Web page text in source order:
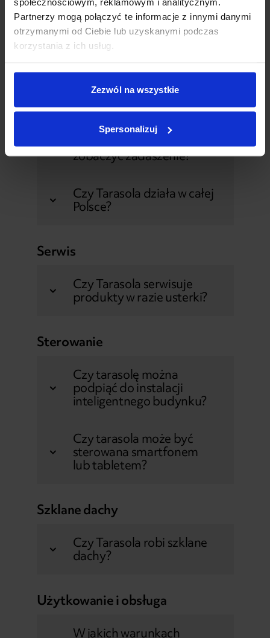
Partnerzy mogą połączyć te informacje z innymi danymi
otrzymanymi od Ciebie lub uzyskanymi podczas
korzystania z ich usług.
Zezwól na wszystkie
Spersonalizuj
Czy przygotowujecie
wizualizację?
Salony i ekspozycje
Gdzie można na żywo
zobaczyć zadaszenie?
Czy Tarasola działa w całej
Polsce?
Serwis
Czy Tarasola serwisuje
produkty w razie usterki?
Sterowanie
Czy tarasolę można
podpiąć do instalacji
inteligentnego budynku?
Czy tarasola może być
sterowana smartfonem
lub tabletem?
Szklane dachy
Czy Tarasola robi szklane
dachy?
Użytkowanie i obsługa
W jakich warunkach